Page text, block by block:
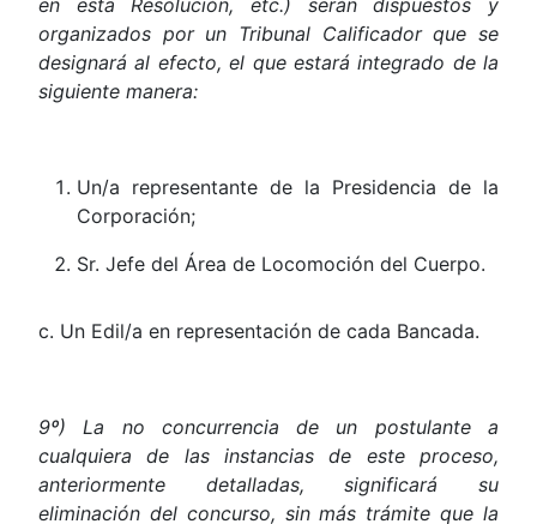
organizados por un Tribunal Calificador que se
designará al efecto, el que estará integrado de la
siguiente manera:
Un/a representante de la Presidencia de la
Corporación;
Sr. Jefe del Área de Locomoción del Cuerpo.
c. Un Edil/a en representación de cada Bancada.
9º) La no concurrencia de un postulante a
cualquiera de las instancias de este proceso,
anteriormente detalladas, significará su
eliminación del concurso, sin más trámite que la